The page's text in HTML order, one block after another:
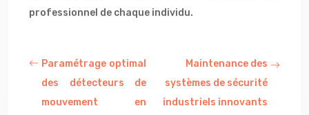
professionnel de chaque individu.
Paramétrage optimal
des détecteurs de
mouvement en
Maintenance des
systèmes de sécurité
industriels innovants